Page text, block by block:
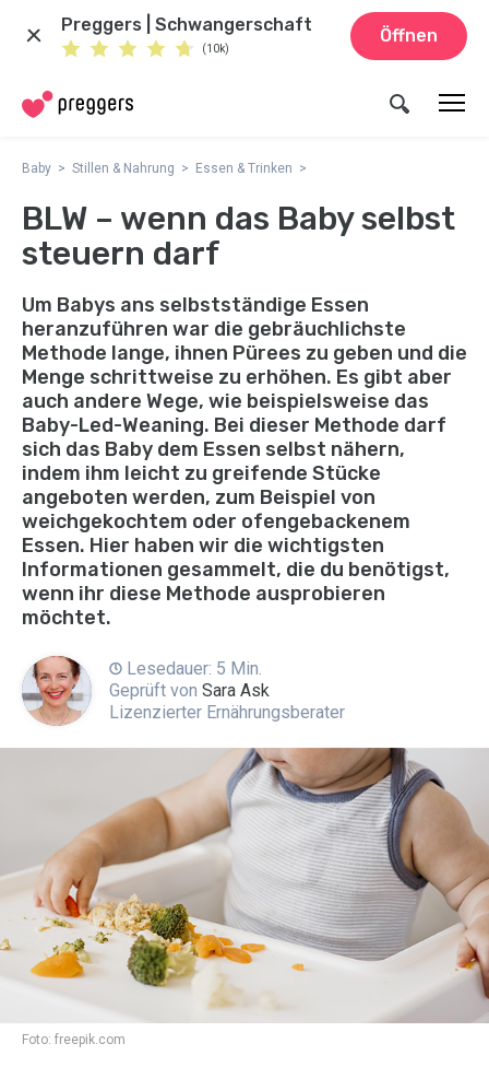
Preggers | Schwangerschaft
(10k)
Öffnen
Baby Stillen & Nahrung Essen & Trinken
BLW – wenn das Baby selbst
steuern darf
Um Babys ans selbstständige Essen
heranzuführen war die gebräuchlichste
Methode lange, ihnen Pürees zu geben und die
Menge schrittweise zu erhöhen. Es gibt aber
auch andere Wege, wie beispielsweise das
Baby-Led-Weaning. Bei dieser Methode darf
sich das Baby dem Essen selbst nähern,
indem ihm leicht zu greifende Stücke
angeboten werden, zum Beispiel von
weichgekochtem oder ofengebackenem
Essen. Hier haben wir die wichtigsten
Informationen gesammelt, die du benötigst,
wenn ihr diese Methode ausprobieren
möchtet.
Lesedauer: 5 Min.
Geprüft von Sara Ask
Lizenzierter Ernährungsberater
Foto: freepik.com